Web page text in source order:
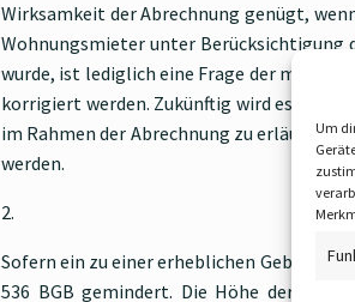
Um
Wirksamkeit der Abrechnung genügt,
Wohnungsmieter unter Berücksichtigung
wurde, ist lediglich eine Frage der
korrigiert werden. Zukünftig wird es
im Rahmen der Abrechnung zu erläutern.
werden.
2.
Sofern ein zu einer erheblichen
536 BGB gemindert. Die Höhe der